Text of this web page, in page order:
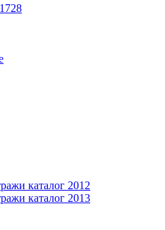
каталог 2012
каталог 2013